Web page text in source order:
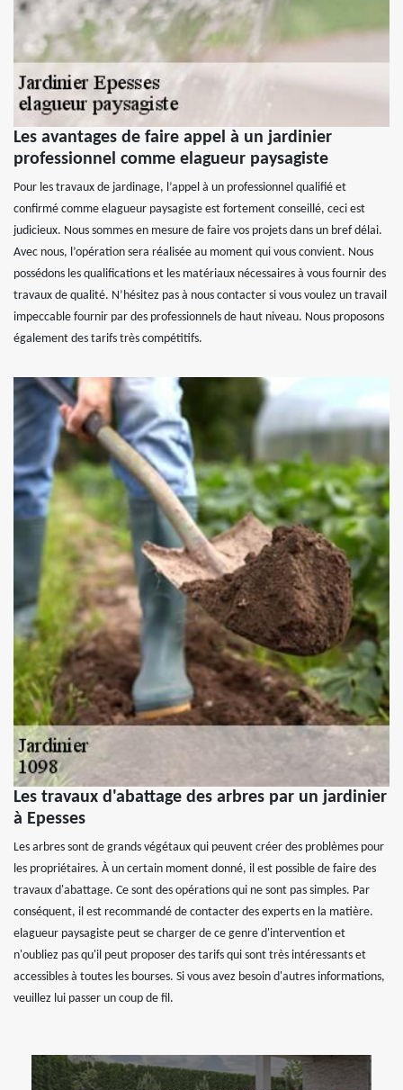
Les avantages de faire appel à un jardinier
professionnel comme elagueur paysagiste
Pour les travaux de jardinage, l’appel à un professionnel qualifié et
confirmé comme elagueur paysagiste est fortement conseillé, ceci est
judicieux. Nous sommes en mesure de faire vos projets dans un bref délai.
Avec nous, l’opération sera réalisée au moment qui vous convient. Nous
possédons les qualifications et les matériaux nécessaires à vous fournir des
travaux de qualité. N’hésitez pas à nous contacter si vous voulez un travail
impeccable fournir par des professionnels de haut niveau. Nous proposons
également des tarifs très compétitifs.
Les travaux d'abattage des arbres par un jardinier
à Epesses
Les arbres sont de grands végétaux qui peuvent créer des problèmes pour
les propriétaires. À un certain moment donné, il est possible de faire des
travaux d'abattage. Ce sont des opérations qui ne sont pas simples. Par
conséquent, il est recommandé de contacter des experts en la matière.
elagueur paysagiste peut se charger de ce genre d'intervention et
n'oubliez pas qu'il peut proposer des tarifs qui sont très intéressants et
accessibles à toutes les bourses. Si vous avez besoin d'autres informations,
veuillez lui passer un coup de fil.